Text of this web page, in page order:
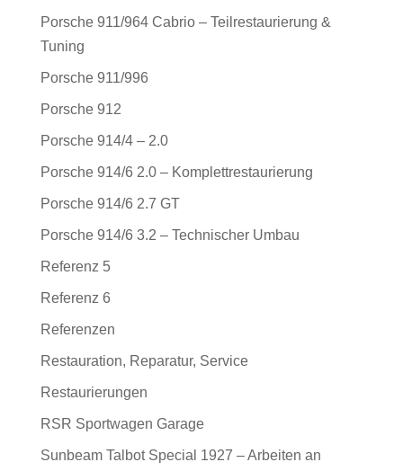
Porsche 911/964 Cabrio – Teilrestaurierung &
Tuning
Porsche 911/996
Porsche 912
Porsche 914/4 – 2.0
Porsche 914/6 2.0 – Komplettrestaurierung
Porsche 914/6 2.7 GT
Porsche 914/6 3.2 – Technischer Umbau
Referenz 5
Referenz 6
Referenzen
Restauration, Reparatur, Service
Restaurierungen
RSR Sportwagen Garage
Sunbeam Talbot Special 1927 – Arbeiten an